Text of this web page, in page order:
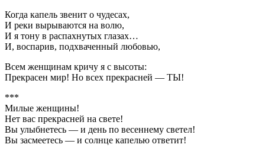
Когда капель звенит о чудесах,
И реки вырываются на волю,
И я тону в распахнутых глазах…
И, воспарив, подхваченный любовью,
Всем женщинам кричу я с высоты:
Прекрасен мир! Но всех прекрасней — ТЫ!
***
Милые женщины!
Нет вас прекрасней на свете!
Вы улыбнетесь — и день по весеннему светел!
Вы засмеетесь — и солнце капелью ответит!